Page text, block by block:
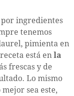
por ingredientes
tenemos
pimienta en
está en la
frescas y de
Lo mismo
sea este,